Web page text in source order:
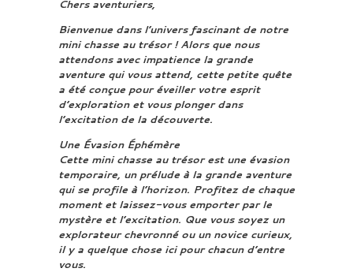
Chers aventuriers,
Bienvenue dans l’univers fascinant de notre
mini chasse au trésor ! Alors que nous
attendons avec impatience la grande
aventure qui vous attend, cette petite quête
a été conçue pour éveiller votre esprit
d’exploration et vous plonger dans
l’excitation de la découverte.
Une Évasion Éphémère
Cette mini chasse au trésor est une évasion
temporaire, un prélude à la grande aventure
qui se profile à l’horizon. Profitez de chaque
moment et laissez-vous emporter par le
mystère et l’excitation. Que vous soyez un
explorateur chevronné ou un novice curieux,
il y a quelque chose ici pour chacun d’entre
vous.